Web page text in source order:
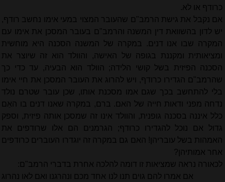
כרודף או לא.
אם נקבל את גישת הרמב"ם שהעובר המצוי במעי אימו נחשב רודף,
יש לדון בהשוואת דין המשנה והרמב"ם בעובר המסכן את אימו עם
המקרה שבו אנו דנים. במקרה של המשנה הסכנה היא מוחשית
ומציאותית ומקננת בגופה של האישה, והוולד הוא זה שיוצר את
הסכנה הפיזית בשל קושי הלידה; הוולד הוא הבעיה, עד כדי כך
שהרמב"ם הגדירו כרודף, ויש להרוג את העובר המסכן את חיי אימו
בלי להתחשב בכך שגם אמו מסכנת אותו, שכן עובר שטרם נולד
נדחה מפני ודאות חייה של האם. ברם, במקרה שאנו דנים בו האֵם
כלל איננה בסכנה גופנית, והוולד אינו זה שמסכן אותה פיזית, וספק
גדול אם נוכל להגדירו כרודף; הגרמנים הם אלו שרודפים את
האמהות בשל עובריהן! האם גם במקרה זה יוגדרו העוברים כרודפים
אחר אמותיהן?
לכאורה נראה שמציאות זו דומה להלכה אחרת בדברי הרמב"ם:
אם אמרו להם גוים תנו לנו אחד מכם ונהרגנו ואם לאו נהרוג